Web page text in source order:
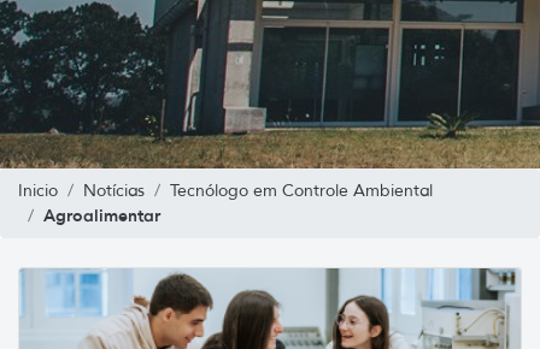
Inicio Notícias Tecnólogo em Controle Ambiental
Agroalimentar